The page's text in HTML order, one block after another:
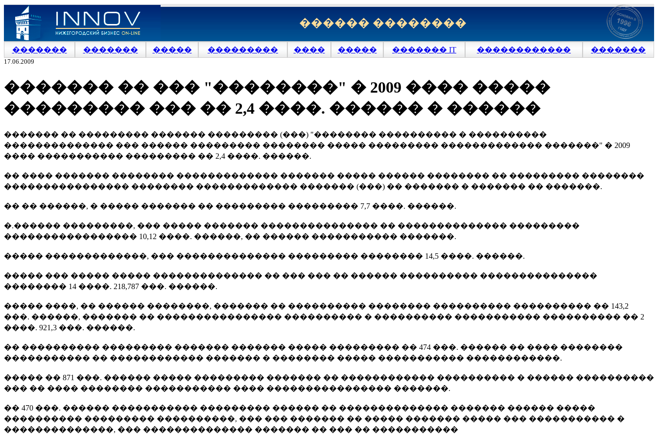
������ ��������
������� ������� ����� ��������� ���� ����� ������� IT ������������ �������
17.06.2009
������� �� ��� "��������" � 2009 ���� �����
��������� ��� �� 2,4 ����. ������ � ������
������� �� ��������� ������� ��������� (���) "�������� ���������� � ����������
�������������� ��� ������ ��������� �������� ����� ��������� ������������� �������" � 2009
���� ����������� ��������� �� 2,4 ����. ������.
�� ���� ������� �������� ������������� ������� ����� ������ �������� �� ��������� ��������
���������������� �������� ������������� ������� (���) �� ������� � ������� �� �������.
�� �� ������, � ����� ������� �� ��������� ��������� 7,7 ����. ������.
�.������ ���������, ��� ����� ������� ��������������� �� �������������� ���������
����������������� 10,12 ����. ������, �� ������ ����������� �������.
����� �������������, ��� �������������� ��������� �������� 14,5 ����. ������.
����� ��� ����� ����� �������������� �� ��� ��� �� ������ ���������� ���������������
�������� 14 ����. 218,787 ���. ������.
����� ����, �� ������ ��������, ������� �� ���������� �������� ���������� ���������� �� 143,2
���. ������, ������� �� ���������������� ���������� � ���������� ����������� ���������� �� 2
����. 921,3 ���. ������.
�� ���������� ��������� ������� ������� ����� ��������� �� 474 ���. ������ �� ���� ��������
����������� �� ������������ ������� � �������� ����� ����������� ������������.
����� �� 871 ���. ������ ����� ��������� ������� �� ������������ ���������� � ������ ����������
��� �� ���� �������� ����������� ���� ���������������� �������.
�� 470 ���. ������ ����������� ��������� ������ �� �������������� ������� ������ �����
���������� ��������� ����������, ��� ��� ������� �� ����� ������� ����� ��� ����������� �
��������������, ��� �������������� ������� �� ��� �� �����������